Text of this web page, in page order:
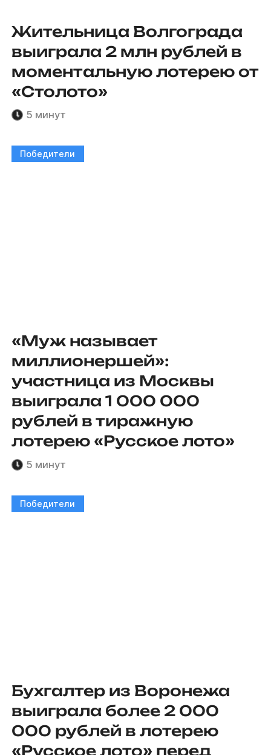
Жительница Волгограда
выиграла 2 млн рублей в
моментальную лотерею от
«Столото»
5 минут
Победители
«Муж называет
миллионершей»:
участница из Москвы
выиграла 1 000 000
рублей в тиражную
лотерею «Русское лото»
5 минут
Победители
Бухгалтер из Воронежа
выиграла более 2 000
000 рублей в лотерею
«Русское лото» перед